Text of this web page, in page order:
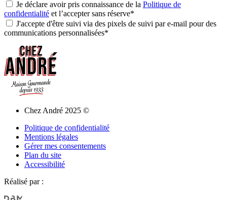
Je déclare avoir pris connaissance de la Politique de
confidentialité et l’accepter sans réserve*
J'accepte d'être suivi via des pixels de suivi par e-mail pour des
communications personnalisées*
Chez André 2025 ©
Politique de confidentialité
Mentions légales
Gérer mes consentements
Plan du site
Accessibilité
Réalisé par :